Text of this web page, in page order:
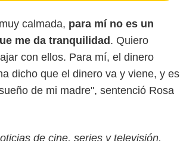
calmada, para mí no es un
me da tranquilidad . Quiero
con ellos. Para mí, el dinero
dicho que el dinero va y viene, y es
de mi madre", sentenció Rosa
de cine, series y televisión,